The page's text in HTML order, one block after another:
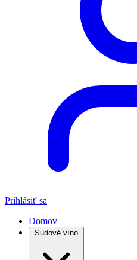
Prihlásiť sa
Domov
Sudové víno